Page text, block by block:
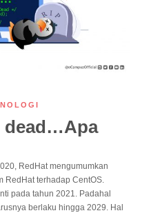
dead…Apa
RedHat mengumumkan
RedHat terhadap CentOS.
pada tahun 2021. Padahal
berlaku hingga 2029. Hal